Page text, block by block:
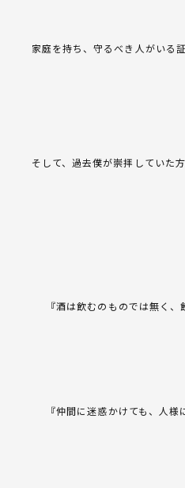
家庭を持ち、守るべき人がいる
そして、過去僕が崇拝していた
『酒は飲むのものでは無く、
『仲間に迷惑かけても、人様